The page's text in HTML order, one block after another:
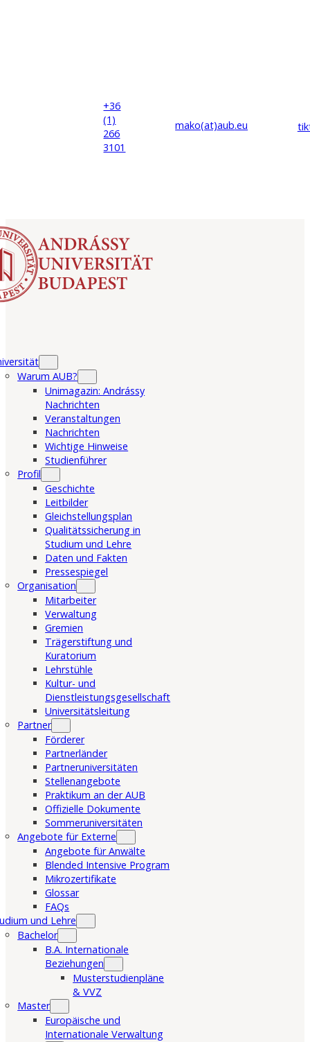
+36
(1)
266
3101
mako(at)aub.eu
Warum AUB?
Unimagazin: Andrássy
Nachrichten
Veranstaltungen
Nachrichten
Wichtige Hinweise
Studienführer
Profil
Geschichte
Leitbilder
Gleichstellungsplan
Qualitätssicherung in
Studium und Lehre
Daten und Fakten
Pressespiegel
Organisation
Mitarbeiter
Verwaltung
Gremien
Trägerstiftung und
Kuratorium
Lehrstühle
Kultur- und
Dienstleistungsgesellschaft
Universitätsleitung
Partner
Förderer
Partnerländer
Partneruniversitäten
Stellenangebote
Praktikum an der AUB
Offizielle Dokumente
Sommeruniversitäten
Angebote für Externe
Angebote für Anwälte
Blended Intensive Program
Mikrozertifikate
Glossar
FAQs
und Lehre
Bachelor
B.A. Internationale
Beziehungen
Musterstudienpläne
& VVZ
Master
Europäische und
Internationale Verwaltung